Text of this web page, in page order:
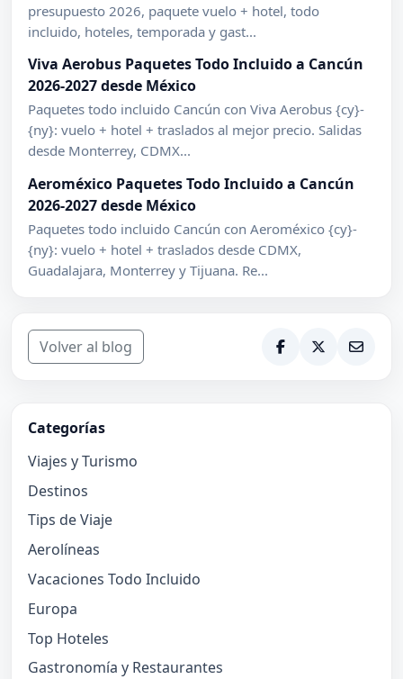
presupuesto 2026, paquete vuelo + hotel, todo
incluido, hoteles, temporada y gast...
Viva Aerobus Paquetes Todo Incluido a Cancún
2026-2027 desde México
Paquetes todo incluido Cancún con Viva Aerobus {cy}-
{ny}: vuelo + hotel + traslados al mejor precio. Salidas
desde Monterrey, CDMX...
Aeroméxico Paquetes Todo Incluido a Cancún
2026-2027 desde México
Paquetes todo incluido Cancún con Aeroméxico {cy}-
{ny}: vuelo + hotel + traslados desde CDMX,
Guadalajara, Monterrey y Tijuana. Re...
Volver al blog
Categorías
Viajes y Turismo
Destinos
Tips de Viaje
Aerolíneas
Vacaciones Todo Incluido
Europa
Top Hoteles
Gastronomía y Restaurantes